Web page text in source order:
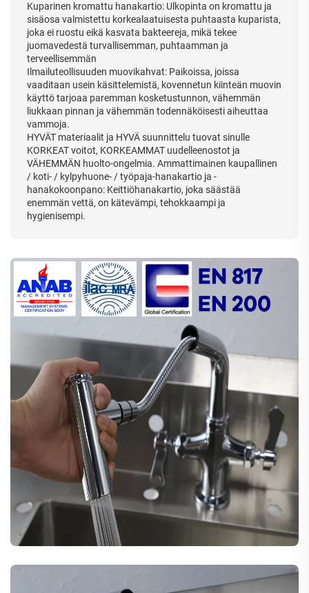
Kuparinen kromattu hanakartio: Ulkopinta on kromattu ja
sisäosa valmistettu korkealaatuisesta puhtaasta kuparista,
joka ei ruostu eikä kasvata bakteereja, mikä tekee
juomavedestä turvallisemman, puhtaamman ja
terveellisemmän
Ilmailuteollisuuden muovikahvat: Paikoissa, joissa
vaaditaan usein käsittelemistä, kovennetun kiinteän muovin
käyttö tarjoaa paremman kosketustunnon, vähemmän
liukkaan pinnan ja vähemmän todennäköisesti aiheuttaa
vammoja.
HYVÄT materiaalit ja HYVÄ suunnittelu tuovat sinulle
KORKEAT voitot, KORKEAMMAT uudelleenostot ja
VÄHEMMÄN huolto-ongelmia. Ammattimainen kaupallinen
/ koti- / kylpyhuone- / työpaja-hanakartio ja -
hanakokoonpano: Keittiöhanakartio, joka säästää
enemmän vettä, on kätevämpi, tehokkaampi ja
hygienisempi.